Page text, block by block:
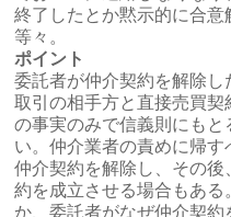
終了したとか黙示的に合
等々。
ポイント
委託者が仲介契約を解除
取引の相手方と直接売買契
の事実のみで信義則にも
い。仲介業者の責めに帰
仲介契約を解除し、その
約を成立させる場合もあ
か、委託者がなぜ仲介契